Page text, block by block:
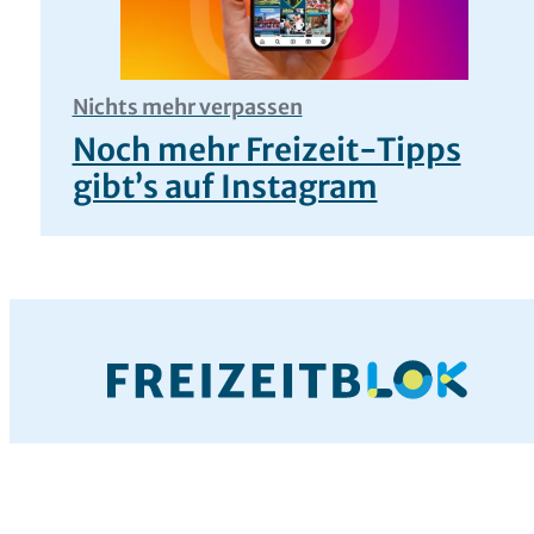
Nichts mehr verpassen
Noch mehr Freizeit-Tipps
gibt’s auf Instagram